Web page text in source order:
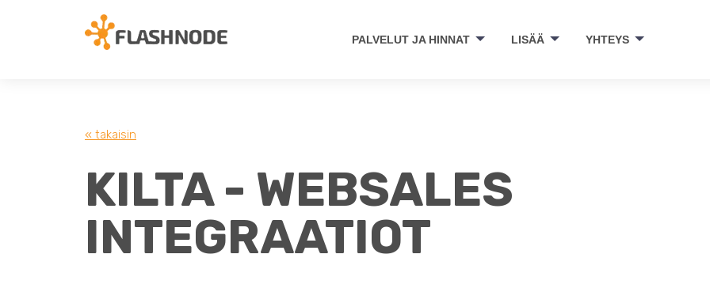
PALVELUT JA HINNAT LISÄÄ YHTEYS
« takaisin
KILTA - WEBSALES
INTEGRAATIOT